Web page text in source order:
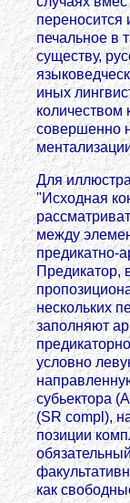
переносится
печальное в
существу,
иных
количеством
совершенно
Для
"Исходная
между
предикатно-
Предикатор,
нескольких
заполняют
условно
субьектора
(SR compl),
позиции
как